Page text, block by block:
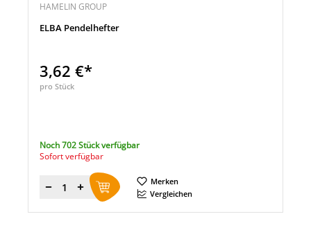
HAMELIN GROUP
ELBA Pendelhefter
3,62 €*
pro Stück
Noch 702 Stück verfügbar
Sofort verfügbar
Menge
Merken
Vergleichen